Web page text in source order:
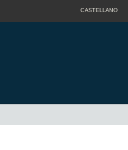
CASTELLANO